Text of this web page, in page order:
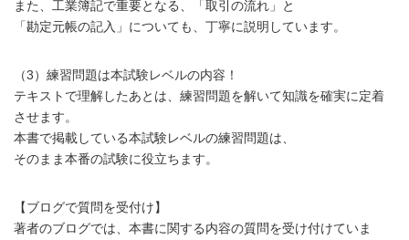
また、工業簿記で重要となる、「取引の流れ」と
「勘定元帳の記入」についても、丁寧に説明しています。
（3）練習問題は本試験レベルの内容！
テキストで理解したあとは、練習問題を解いて知識を確実に定着
させます。
本書で掲載している本試験レベルの練習問題は、
そのまま本番の試験に役立ちます。
【ブログで質問を受付け】
著者のブログでは、本書に関する内容の質問を受け付けていま